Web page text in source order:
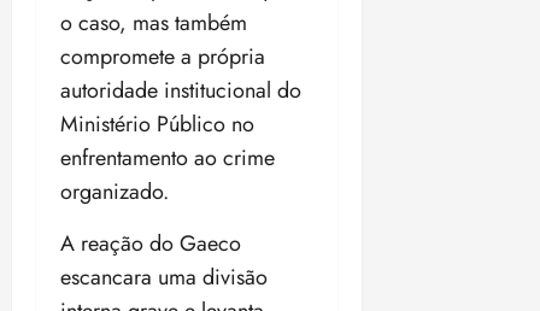
o caso, mas também
compromete a própria
autoridade institucional do
Ministério Público no
enfrentamento ao crime
organizado.
A reação do Gaeco
escancara uma divisão